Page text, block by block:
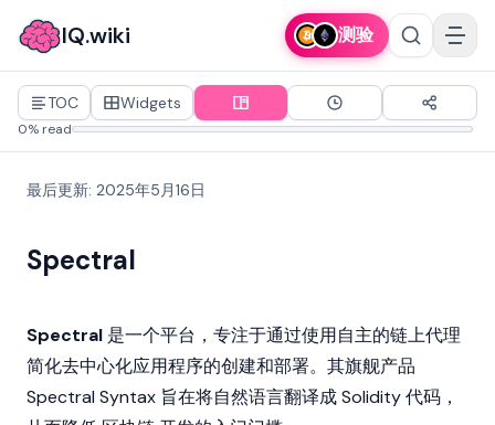
IQ.wiki 测验
TOC Widgets
0% read
最后更新: 2025年5月16日
Spectral
Spectral 是一个平台，专注于通过使用自主的链上代理
简化去中心化应用程序的创建和部署。其旗舰产品
Spectral Syntax 旨在将自然语言翻译成Solidity代码，